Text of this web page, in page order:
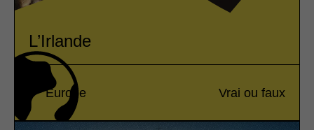
L’Irlande
Europe Vrai ou faux